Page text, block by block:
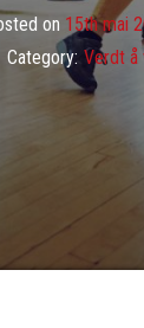
on 15th mai
Category: Verdt å